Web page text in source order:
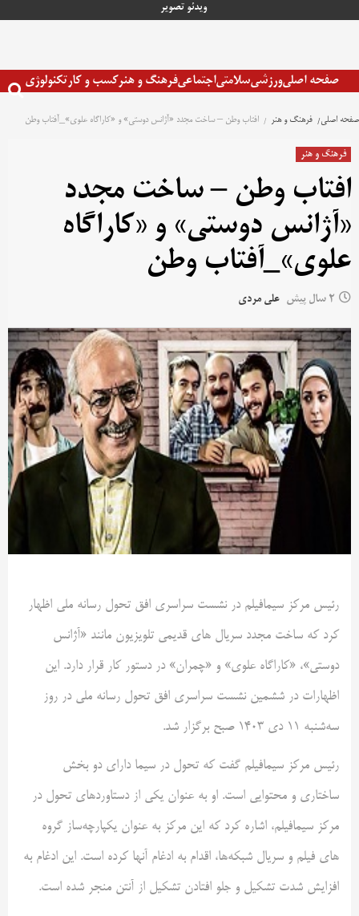
ویدئو تصویر
صفحه اصلیورزشیسلامتیاجتماعیفرهنگ و هنرکسب و کارتکنولوژی
صفحه اصلی فرهنگ و هنر افتاب وطن – ساخت مجدد «آژانس دوستی» و «کاراگاه علوی»_آفتاب وطن
فرهنگ و هنر
افتاب وطن – ساخت مجدد
«آژانس دوستی» و «کاراگاه
علوی»_آفتاب وطن
2 سال پیش علی مردی
رئیس مرکز سیمافیلم در نشست سراسری افق تحول رسانه ملی اظهار
کرد که ساخت مجدد سریال های قدیمی تلویزیون مانند «آژانس
دوستی»، «کاراگاه علوی» و «چمران» در دستور کار قرار دارد. این
اظهارات در ششمین نشست سراسری افق تحول رسانه ملی در روز
سه‌شنبه ۱۱ دی ۱۴۰۳ صبح برگزار شد.
رئیس مرکز سیمافیلم گفت که تحول در سیما دارای دو بخش
ساختاری و محتوایی است. او به عنوان یکی از دستاوردهای تحول در
مرکز سیمافیلم، اشاره کرد که این مرکز به عنوان یکپارچه‌ساز گروه
های فیلم و سریال شبکه‌ها، اقدام به ادغام آنها کرده است. این ادغام به
افزایش شدت تشکیل و جلو افتادن تشکیل از آنتن منجر شده است.